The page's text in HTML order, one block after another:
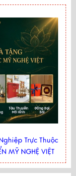
Trực Thuộc
MỸ NGHỆ VIỆT